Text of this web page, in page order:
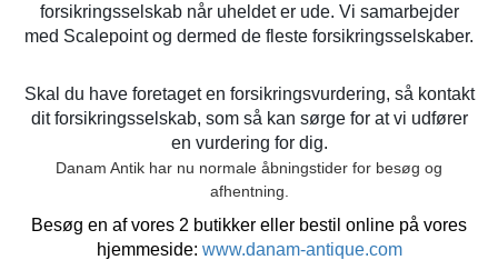
forsikringsselskab når uheldet er ude. Vi samarbejder
med Scalepoint og dermed de fleste forsikringsselskaber.
Skal du have foretaget en forsikringsvurdering, så kontakt
dit forsikringsselskab, som så kan sørge for at vi udfører
en vurdering for dig.
Danam Antik har nu normale åbningstider for besøg og
afhentning.
Besøg en af vores 2 butikker eller bestil online på vores
hjemmeside: www.danam-antique.com